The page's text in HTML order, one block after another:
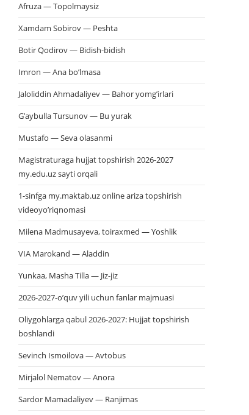
Afruza — Topolmaysiz
Xamdam Sobirov — Peshta
Botir Qodirov — Bidish-bidish
Imron — Ana bo’lmasa
Jaloliddin Ahmadaliyev — Bahor yomg’irlari
G’aybulla Tursunov — Bu yurak
Mustafo — Seva olasanmi
Magistraturaga hujjat topshirish 2026-2027
my.edu.uz sayti orqali
1-sinfga my.maktab.uz online ariza topshirish
videoyo’riqnomasi
Milena Madmusayeva, toiraxmed — Yoshlik
VIA Marokand — Aladdin
Yunkaa, Masha Tilla — Jiz-jiz
2026-2027-o’quv yili uchun fanlar majmuasi
Oliygohlarga qabul 2026-2027: Hujjat topshirish
boshlandi
Sevinch Ismoilova — Avtobus
Mirjalol Nematov — Anora
Sardor Mamadaliyev — Ranjimas